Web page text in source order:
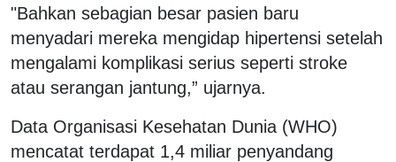
"Bahkan sebagian besar pasien baru
menyadari mereka mengidap hipertensi setelah
mengalami komplikasi serius seperti stroke
atau serangan jantung,” ujarnya.
Data Organisasi Kesehatan Dunia (WHO)
mencatat terdapat 1,4 miliar penyandang